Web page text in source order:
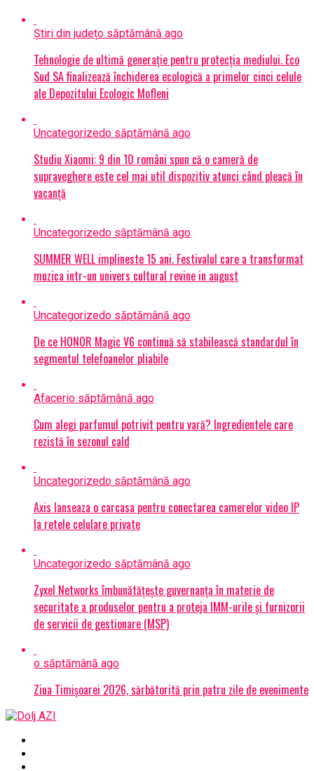
Știri din județo săptămână ago
Tehnologie de ultimă generație pentru protecția mediului. Eco
Sud SA finalizează închiderea ecologică a primelor cinci celule
ale Depozitului Ecologic Mofleni
Uncategorizedo săptămână ago
Studiu Xiaomi: 9 din 10 români spun că o cameră de
supraveghere este cel mai util dispozitiv atunci când pleacă în
vacanță
Uncategorizedo săptămână ago
SUMMER WELL implineste 15 ani. Festivalul care a transformat
muzica intr-un univers cultural revine in august
Uncategorizedo săptămână ago
De ce HONOR Magic V6 continuă să stabilească standardul în
segmentul telefoanelor pliabile
Afacerio săptămână ago
Cum alegi parfumul potrivit pentru vară? Ingredientele care
rezistă în sezonul cald
Uncategorizedo săptămână ago
Axis lanseaza o carcasa pentru conectarea camerelor video IP
la retele celulare private
Uncategorizedo săptămână ago
Zyxel Networks îmbunătățește guvernanța în materie de
securitate a produselor pentru a proteja IMM-urile și furnizorii
de servicii de gestionare (MSP)
o săptămână ago
Ziua Timișoarei 2026, sărbătorită prin patru zile de evenimente